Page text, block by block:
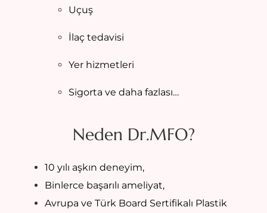
Uçuş
İlaç tedavisi
Yer hizmetleri
Sigorta ve daha fazlası…
Neden Dr.MFO?
10 yılı aşkın deneyim,
Binlerce başarılı ameliyat,
Avrupa ve Türk Board Sertifikalı Plastik